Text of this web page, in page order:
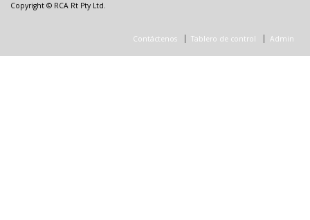
Copyright © RCA Rt Pty Ltd.
Contáctenos Tablero de control Admin